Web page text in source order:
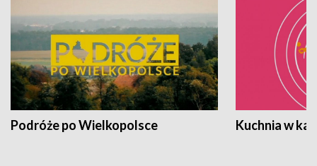
Podróże po Wielkopolsce Kuchnia w